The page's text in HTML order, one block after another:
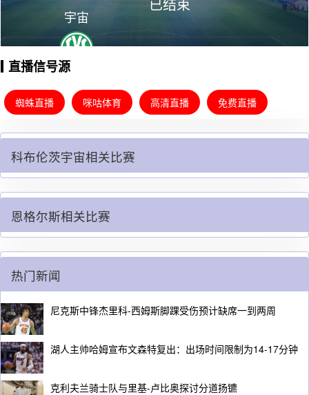
宇宙
恩格尔斯
直播信号源
蜘蛛直播 咪咕体育 高清直播 免费直播
科布伦茨宇宙相关比赛
恩格尔斯相关比赛
热门新闻
尼克斯中锋杰里科-西姆斯脚踝受伤预计缺席一到两周
湖人主帅哈姆宣布文森特复出：出场时间限制为14-17分钟
克利夫兰骑士队与里基-卢比奥探讨分道扬镳